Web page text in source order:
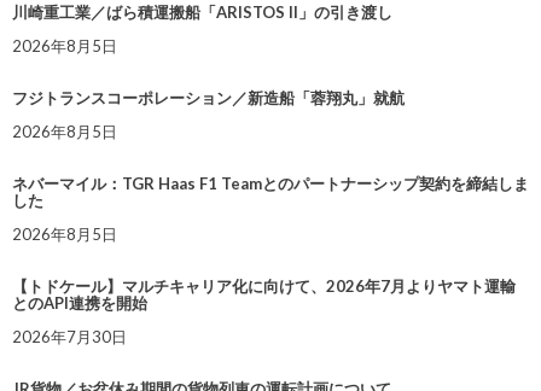
川崎重工業／ばら積運搬船「ARISTOS II」の引き渡し
2026年8月5日
フジトランスコーポレーション／新造船「蓉翔丸」就航
2026年8月5日
ネバーマイル：TGR Haas F1 Teamとのパートナーシップ契約を締結しま
した
2026年8月5日
【トドケール】マルチキャリア化に向けて、2026年7月よりヤマト運輸
とのAPI連携を開始
2026年7月30日